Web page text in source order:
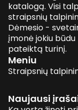
katalogą. Visi
straipsnių
Dėmesio -
įmonė jokiu
pateiktą turinį.
Meniu
Straipsnių
Naujausi